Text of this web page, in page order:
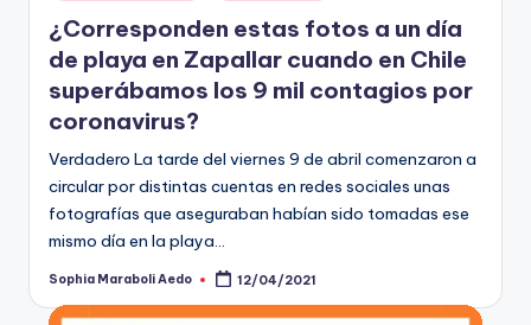
en
¿Corresponden estas fotos a un día
de playa en Zapallar cuando en Chile
superábamos los 9 mil contagios por
coronavirus?
Verdadero La tarde del viernes 9 de abril comenzaron a
circular por distintas cuentas en redes sociales unas
fotografías que aseguraban habían sido tomadas ese
mismo día en la playa…
Publicado
Sophia Maraboli Aedo 12/04/2021